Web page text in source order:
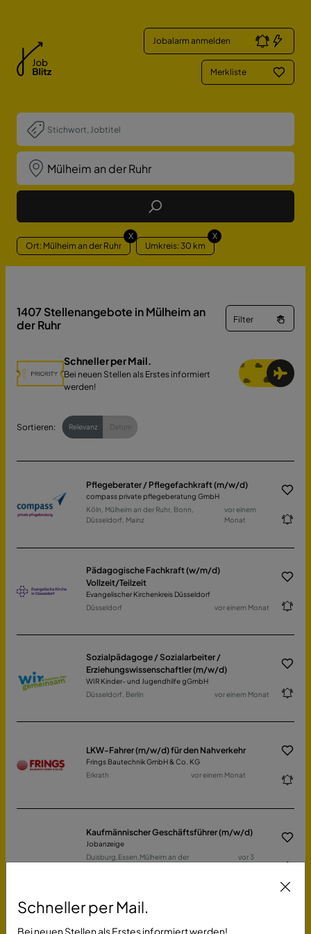
Jobalarm anmelden
Merkliste
Job Finden
Ort: Mülheim an der Ruhr
X
Umkreis: 30 km
X
1407Stellenangebote in Mülheim an
der Ruhr
Filter
Schneller per Mail.
Bei neuen Stellen als Erstes informiert
werden!
Sortieren: Relevanz Datum
Pflegeberater / Pflegefachkraft (m/w/d)
compass private pflegeberatung GmbH
Köln, Mülheim an der Ruhr, Bonn,
Düsseldorf, Mainz
vor einem
Monat
Pädagogische Fachkraft (w/m/d)
Vollzeit/Teilzeit
Evangelischer Kirchenkreis Düsseldorf
Düsseldorf
vor einem Monat
Sozialpädagoge / Sozialarbeiter /
Erziehungswissenschaftler (m/w/d)
WIR Kinder- und Jugendhilfe gGmbH
Düsseldorf, Berlin
vor einem Monat
LKW-Fahrer (m/w/d) für den Nahverkehr
Frings Bautechnik GmbH & Co. KG
Erkrath
vor einem Monat
Kaufmännischer Geschäftsführer (m/w/d)
Jobanzeige
Duisburg,Essen,Mülheim an der
vor 3
Betreuungsfachkraft (m/w/d) Volllzeit /
Teilzeit
Schneller per Mail.
Bei neuen Stellen als Erstes informiert werden!